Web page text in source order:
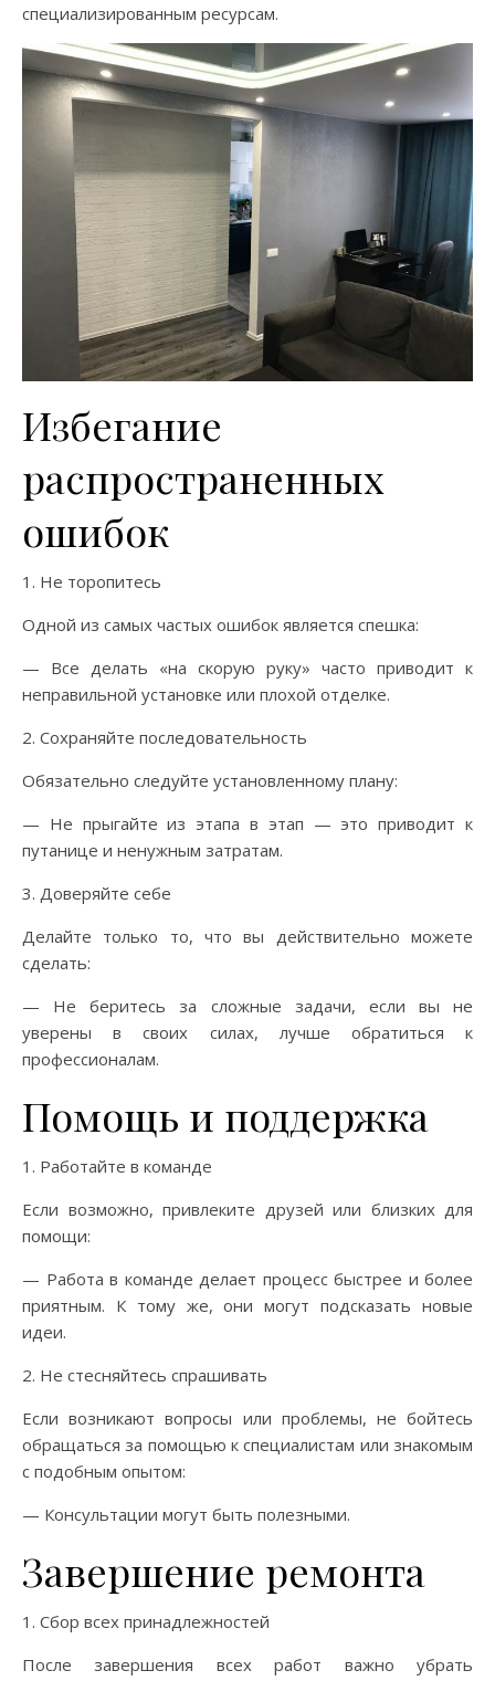
специализированным ресурсам.
Избегание
распространенных
ошибок
1. Не торопитесь
Одной из самых частых ошибок является спешка:
— Все делать «на скорую руку» часто приводит к
неправильной установке или плохой отделке.
2. Сохраняйте последовательность
Обязательно следуйте установленному плану:
— Не прыгайте из этапа в этап — это приводит к
путанице и ненужным затратам.
3. Доверяйте себе
Делайте только то, что вы действительно можете
сделать:
— Не беритесь за сложные задачи, если вы не
уверены в своих силах, лучше обратиться к
профессионалам.
Помощь и поддержка
1. Работайте в команде
Если возможно, привлеките друзей или близких для
помощи:
— Работа в команде делает процесс быстрее и более
приятным. К тому же, они могут подсказать новые
идеи.
2. Не стесняйтесь спрашивать
Если возникают вопросы или проблемы, не бойтесь
обращаться за помощью к специалистам или знакомым
с подобным опытом:
— Консультации могут быть полезными.
Завершение ремонта
1. Сбор всех принадлежностей
После завершения всех работ важно убрать